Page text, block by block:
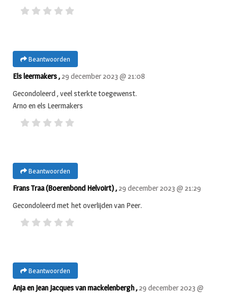
Beantwoorden
Els leermakers ,29 december 2023 @ 21:08
Gecondoleerd , veel sterkte toegewenst.
Arno en els Leermakers
Beantwoorden
Frans Traa (Boerenbond Helvoirt) ,29 december 2023 @ 21:29
Gecondoleerd met het overlijden van Peer.
Beantwoorden
Anja en Jean Jacques van mackelenbergh ,29 december 2023 @